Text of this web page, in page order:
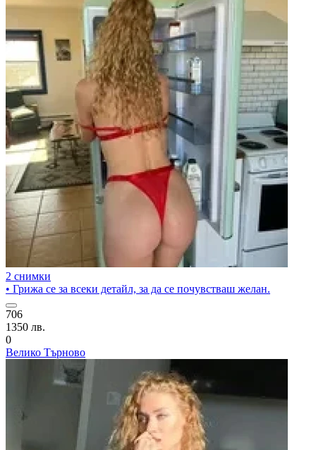
2 снимки
• Грижа се за всеки детайл, за да се почувстваш желан.
706
1350 лв.
0
Велико Търново